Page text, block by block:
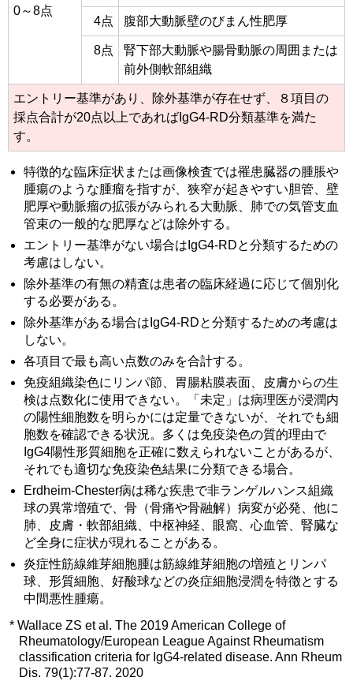
0～8点
4点 腹部大動脈壁のびまん性肥厚
8点
腎下部大動脈や腸骨動脈の周囲または
前外側軟部組織
エントリー基準があり、除外基準が存在せず、８項目の
採点合計が20点以上であればIgG4-RD分類基準を満た
す。
特徴的な臨床症状または画像検査では罹患臓器の腫脹や
腫瘍のような腫瘤を指すが、狭窄が起きやすい胆管、壁
肥厚や動脈瘤の拡張がみられる大動脈、肺での気管支血
管束の一般的な肥厚などは除外する。
エントリー基準がない場合はIgG4-RDと分類するための
考慮はしない。
除外基準の有無の精査は患者の臨床経過に応じて個別化
する必要がある。
除外基準がある場合はIgG4-RDと分類するための考慮は
しない。
各項目で最も高い点数のみを合計する。
免疫組織染色にリンパ節、胃腸粘膜表面、皮膚からの生
検は点数化に使用できない。「未定」は病理医が浸潤内
の陽性細胞数を明らかには定量できないが、それでも細
胞数を確認できる状況。多くは免疫染色の質的理由で
IgG4陽性形質細胞を正確に数えられないことがあるが、
それでも適切な免疫染色結果に分類できる場合。
Erdheim-Chester病は稀な疾患で非ランゲルハンス組織
球の異常増殖で、骨（骨痛や骨融解）病変が必発、他に
肺、皮膚・軟部組織、中枢神経、眼窩、心血管、腎臓な
ど全身に症状が現れることがある。
炎症性筋線維芽細胞腫は筋線維芽細胞の増殖とリンパ
球、形質細胞、好酸球などの炎症細胞浸潤を特徴とする
中間悪性腫瘍。
* Wallace ZS et al. The 2019 American College of
Rheumatology/European League Against Rheumatism
classification criteria for IgG4-related disease. Ann Rheum
Dis. 79(1):77-87. 2020